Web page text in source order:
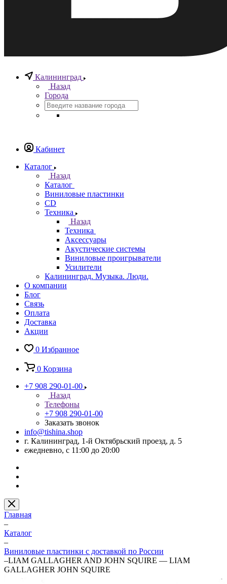
Калининград
Назад
Города
Кабинет
Каталог
Назад
Каталог
Виниловые пластинки
CD
Техника
Назад
Техника
Аксессуары
Акустические системы
Виниловые проигрыватели
Усилители
Калининград. Музыка. Люди.
О компании
Блог
Связь
Оплата
Доставка
Акции
0 Избранное
0 Корзина
+7 908 290-01-00
Назад
Телефоны
+7 908 290-01-00
Заказать звонок
info@tishina.shop
г. Калининград, 1-й Октябрьский проезд, д. 5
ежедневно, с 11:00 до 20:00
Главная
–
Каталог
–
Виниловые пластинки с доставкой по России
–LIAM GALLAGHER AND JOHN SQUIRE — LIAM
GALLAGHER JOHN SQUIRE